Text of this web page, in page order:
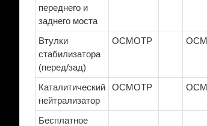
переднего и
заднего моста
Втулки
стабилизатора
(перед/зад)
ОСМОТР
Каталитический
нейтрализатор
ОСМОТР
Бесплатное